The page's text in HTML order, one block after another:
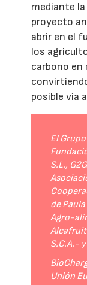
mediante
proyecto
abrir en el
los
carbono en
posible vía
El
S.L.,
de
Agro-
S.C.A.-
Unión